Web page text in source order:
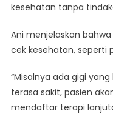
kesehatan tanpa
Ani menjelaskan
cek kesehatan, seperti
“Misalnya ada gigi
terasa sakit, pasien
mendaftar terapi